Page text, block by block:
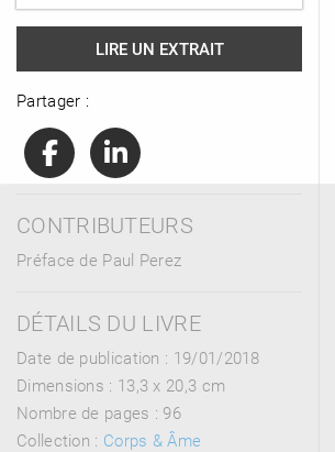
LIRE UN EXTRAIT
Partager :
CONTRIBUTEURS
Préface de Paul Perez
DÉTAILS DU LIVRE
Date de publication : 19/01/2018
Dimensions : 13,3 x 20,3 cm
Nombre de pages : 96
Collection : Corps & Âme